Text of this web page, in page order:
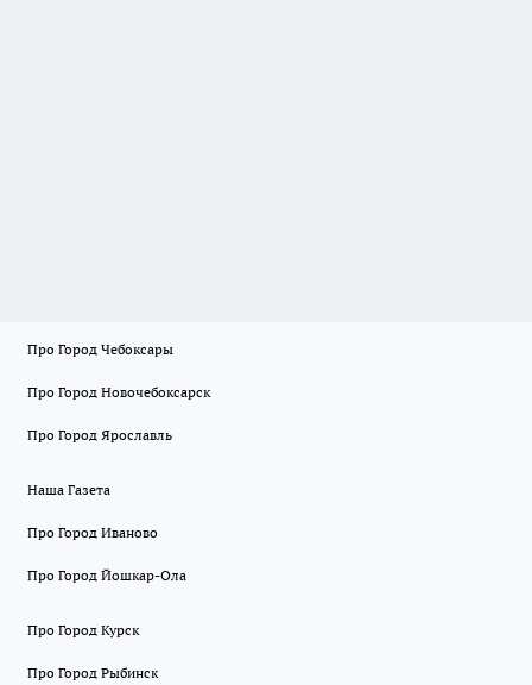
Про Город Чебоксары
Про Город Новочебоксарск
Про Город Ярославль
Наша Газета
Про Город Иваново
Про Город Йошкар-Ола
Про Город Курск
Про Город Рыбинск